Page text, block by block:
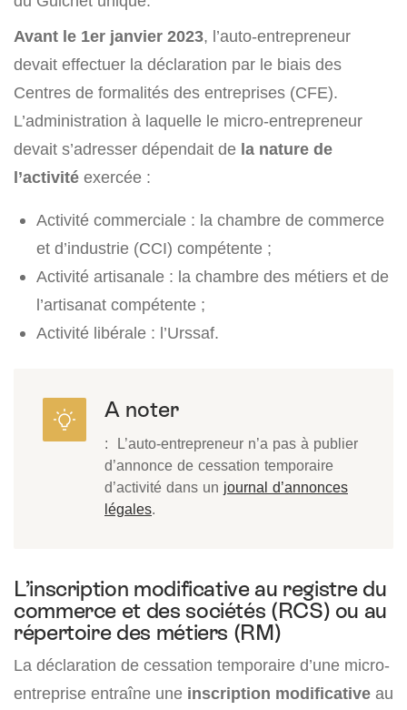
Avant le 1er janvier 2023, l’auto-entrepreneur
devait effectuer la déclaration par le biais des
Centres de formalités des entreprises (CFE).
L’administration à laquelle le micro-entrepreneur
devait s’adresser dépendait de la nature de
l’activité exercée :
Activité commerciale : la chambre de commerce
et d’industrie (CCI) compétente ;
Activité artisanale : la chambre des métiers et de
l’artisanat compétente ;
Activité libérale : l’Urssaf.
A noter
: L’auto-entrepreneur n’a pas à publier
d’annonce de cessation temporaire
d’activité dans un journal d’annonces
légales.
L’inscription modificative au registre du
commerce et des sociétés (RCS) ou au
répertoire des métiers (RM)
La déclaration de cessation temporaire d’une micro-
entreprise entraîne une inscription modificative au